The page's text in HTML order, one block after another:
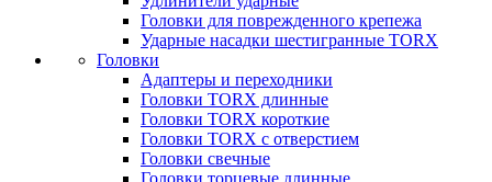
Головки для поврежденного крепежа
Ударные насадки шестигранные TORX
Головки
Адаптеры и переходники
Головки TORX длинные
Головки TORX короткие
Головки TORX с отверстием
Головки свечные
Головки торцевые длинные